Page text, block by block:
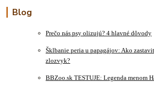
Blog
Prečo nás psy olizujú? 4 hlavné dôvody
Šklbanie peria u papagájov: Ako
zlozvyk?
BBZoo.sk TESTUJE: Legenda menom